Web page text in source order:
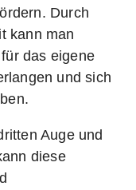
Durch
kann man
das eigene
und sich
Auge und
diese